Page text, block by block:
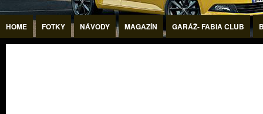
HOME FOTKY NÁVODY MAGAZÍN GARÁŽ- FABIA CLUB